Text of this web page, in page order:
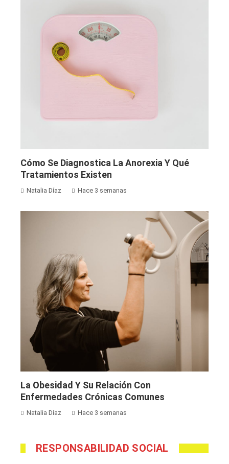
Cómo Se Diagnostica La Anorexia Y Qué
Tratamientos Existen
Natalia Díaz Hace 3 semanas
La Obesidad Y Su Relación Con
Enfermedades Crónicas Comunes
Natalia Díaz Hace 3 semanas
RESPONSABILIDAD SOCIAL